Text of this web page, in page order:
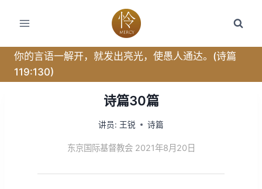
你的言语一解开，就发出亮光，使愚人通达。(诗篇
119:130)
诗篇30篇
讲员: 王锐 诗篇
东京国际基督教会 2021年8月20日